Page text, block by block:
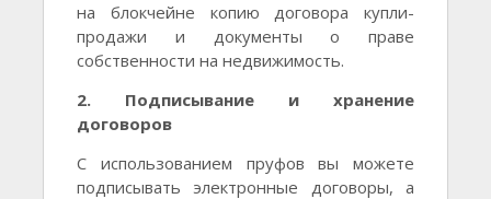
на блокчейне копию договора купли-
продажи и документы о праве
собственности на недвижимость.
2. Подписывание и хранение
договоров
С использованием пруфов вы можете
подписывать электронные договоры, а